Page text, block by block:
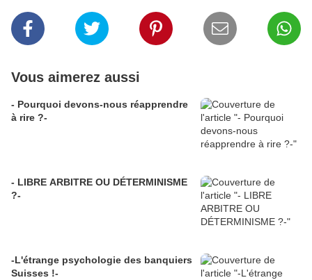
Vous aimerez aussi
- Pourquoi devons-nous réapprendre
à rire ?-
- LIBRE ARBITRE OU DÉTERMINISME
?-
-L'étrange psychologie des banquiers
Suisses !-